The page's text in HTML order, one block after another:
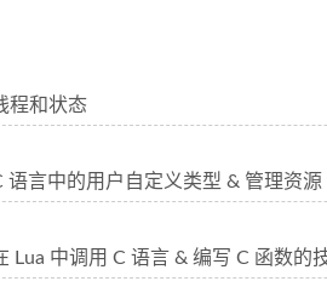
程和状态
语言中的用户自定义类型 & 管理资源
Lua 中调用 C 语言 & 编写 C 函数的